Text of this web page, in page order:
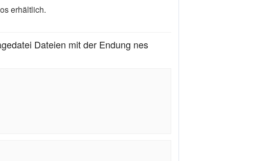
erhältlich.
Dateien mit der Endung nes